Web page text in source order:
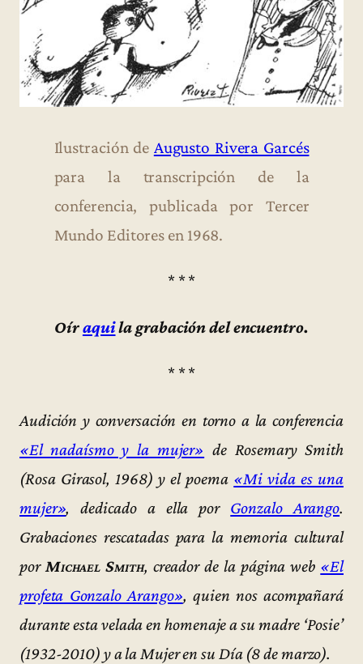
Ilustración de Augusto Rivera Garcés
para la transcripción de la
conferencia, publicada por Tercer
Mundo Editores en 1968.
* * *
Oíraquila grabación del encuentro.
* * *
Audición y conversación en torno a la conferencia
«El nadaísmo y la mujer» de Rosemary Smith
(Rosa Girasol, 1968) y el poema «Mi vida es una
mujer», dedicado a ella por Gonzalo Arango.
Grabaciones rescatadas para la memoria cultural
por Michael Smith, creador de la página web «El
profeta Gonzalo Arango», quien nos acompañará
durante esta velada en homenaje a su madre ‘Posie’
(1932-2010) y a la Mujer en su Día (8 de marzo).